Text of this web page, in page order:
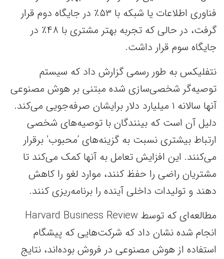
فناوری اطلاعات یا شبکه با ۵۳٪ در جایگاه دوم قرار
گرفت، در حالی که تجربه بهتر مشتری با ۴۸٪ در
جایگاه سوم قرار داشت.
نتفلیکس به طور رسمی گزارش داد که سیستم
توصیه‌گر شخصی‌سازی شده مبتنی بر هوش مصنوعی
آنها سالانه ۱ میلیارد دلار برایشان صرفه‌جویی می‌کند.
دلیل آن است که بینندگان با توصیه‌های شخصی
ارتباط بیشتری نسبت به گزینه‌های ‘محبوب’ برقرار
می‌کنند. این افزایش تعامل به آنها کمک می‌کند تا
مشتریان راضی را حفظ کنند، موارد لغو‌ را کاهش
دهند و تولیدات داخلی آینده را برنامه‌ریزی کنند.
مطالعه‌ای که توسط Harvard Business Review
انجام شده نشان داد که شرکت‌هایی که پیشگام
استفاده از هوش مصنوعی در فروش بوده‌اند، نتایج